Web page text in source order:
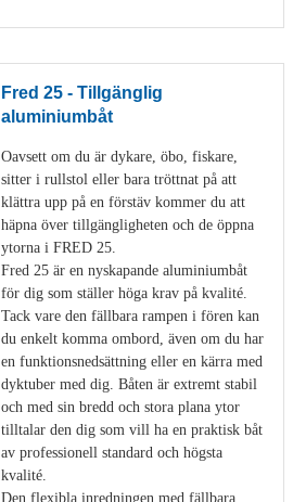
Fred 25 - Tillgänglig
aluminiumbåt
Oavsett om du är dykare, öbo, fiskare,
sitter i rullstol eller bara tröttnat på att
klättra upp på en förstäv kommer du att
häpna över tillgängligheten och de öppna
ytorna i FRED 25.
Fred 25 är en nyskapande aluminiumbåt
för dig som ställer höga krav på kvalité.
Tack vare den fällbara rampen i fören kan
du enkelt komma ombord, även om du har
en funktionsnedsättning eller en kärra med
dyktuber med dig. Båten är extremt stabil
och med sin bredd och stora plana ytor
tilltalar den dig som vill ha en praktisk båt
av professionell standard och högsta
kvalité.
Den flexibla inredningen med fällbara